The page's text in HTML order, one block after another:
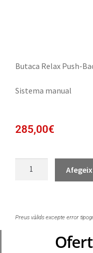
Butaca Relax Push-
Sistema manual
285,00€
Preus vàlids excepte error